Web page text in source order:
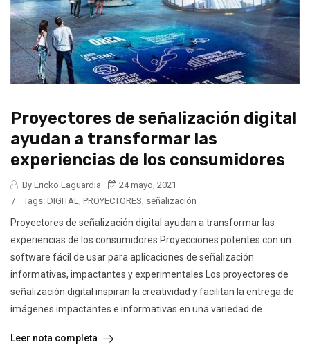
Proyectores de señalización digital
ayudan a transformar las
experiencias de los consumidores
By Ericko Laguardia
24 mayo, 2021
/
Tags: DIGITAL, PROYECTORES, señalización
Proyectores de señalización digital ayudan a transformar las
experiencias de los consumidores Proyecciones potentes con un
software fácil de usar para aplicaciones de señalización
informativas, impactantes y experimentales Los proyectores de
señalización digital inspiran la creatividad y facilitan la entrega de
imágenes impactantes e informativas en una variedad de...
Leer nota completa